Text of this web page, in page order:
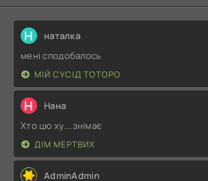
Н наталка
мені сподобалось
МІЙ СУСІД ТОТОРО
Н Нана
Хто цю ху....знімає
ДІМ МЕРТВИХ
AdminAdmin